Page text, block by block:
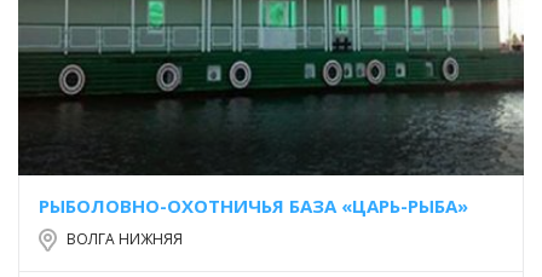
РЫБОЛОВНО-ОХОТНИЧЬЯ БАЗА «ЦАРЬ-РЫБА»
ВОЛГА НИЖНЯЯ